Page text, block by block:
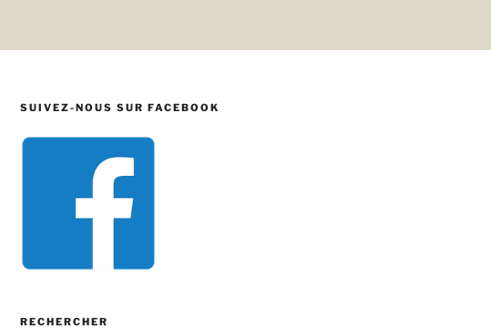
SUIVEZ-NOUS SUR FACEBOOK
RECHERCHER